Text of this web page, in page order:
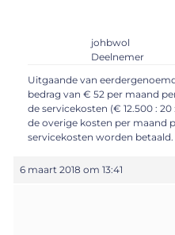
johbwol
Deelnemer
Uitgaande van
bedrag van € 52 per maand
de servicekosten (€ 12.500 :
de overige kosten per maand
servicekosten worden betaald.
6 maart 2018 om 13:41